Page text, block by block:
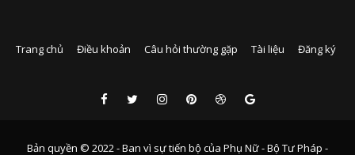
Trang chủ Điều khoản Câu hỏi thường gặp Tài liệu Đăng ký
Bản quyền © 2022 - Ban vì sự tiến bộ của Phụ Nữ - Bộ Tư Pháp -